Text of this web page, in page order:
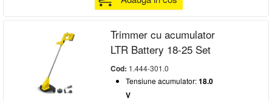
Trimmer cu acumulator
LTR Battery 18-25 Set
Cod: 1.444-301.0
Tensiune acumulator:18.0
V